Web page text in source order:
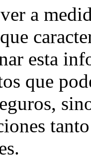
a
esta
que